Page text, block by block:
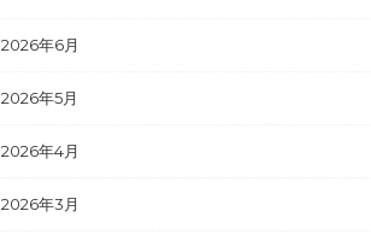
2026年6月
2026年5月
2026年4月
2026年3月